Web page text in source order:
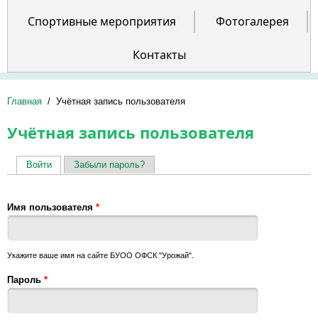
Спортивные мероприятия Фотогалерея
Контакты
Главная / Учётная запись пользователя
Учётная запись пользователя
Войти(активная вкладка)
Забыли пароль?
Имя пользователя *
Укажите ваше имя на сайте БУОО ОФСК "Урожай".
Пароль *